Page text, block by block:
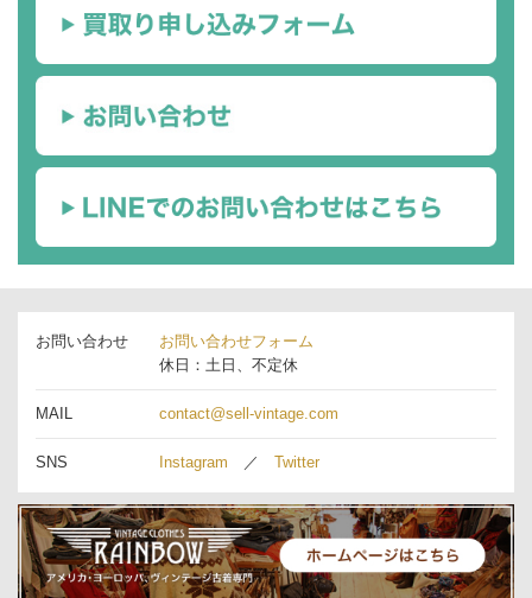
お問い合わせ
お問い合わせフォーム
休日：土日、不定休
MAIL contact@sell-vintage.com
SNS Instagram ／ Twitter